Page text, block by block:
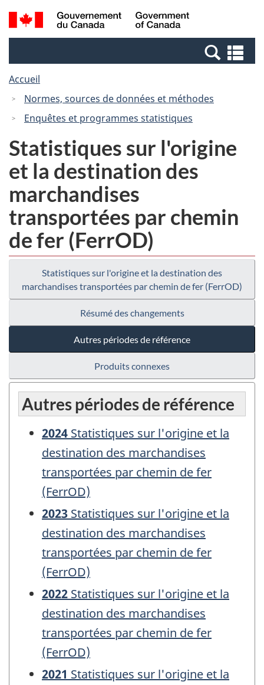
Passer
au
Passer
à
Canada
Recherche
et
et
Accueil
Normes, sources de données et méthodes
Enquêtes et programmes statistiques
Statistiques sur l'origine
et la destination des
marchandises
transportées par chemin
de fer (FerrOD)
Statistiques sur l'origine et la destination des
marchandises transportées par chemin de fer (FerrOD)
Résumé des changements
Autres périodes de référence
Produits connexes
Autres périodes de référence
2024 Statistiques sur l'origine et la
destination des marchandises
transportées par chemin de fer
(FerrOD)
2023 Statistiques sur l'origine et la
destination des marchandises
transportées par chemin de fer
(FerrOD)
2022 Statistiques sur l'origine et la
destination des marchandises
transportées par chemin de fer
(FerrOD)
2021 Statistiques sur l'origine et la